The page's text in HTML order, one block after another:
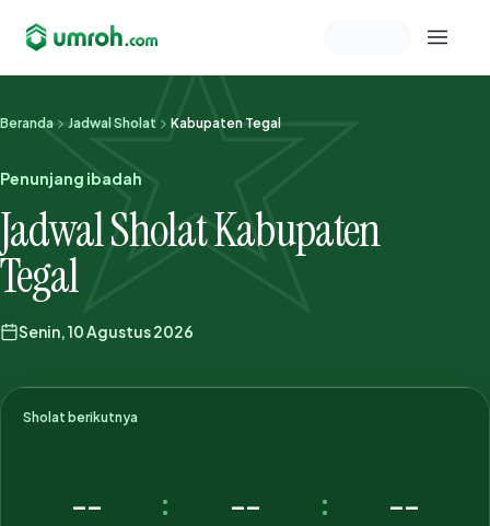
Memeriksa sesi akun
Beranda Jadwal Sholat Kabupaten Tegal
Penunjang ibadah
Jadwal Sholat Kabupaten
Tegal
Senin, 10 Agustus 2026
Sholat berikutnya
-- : -- : --